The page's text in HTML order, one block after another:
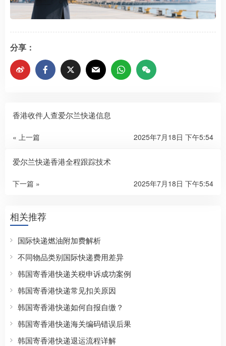
分享：
香港收件人查爱尔兰快递信息​
« 上一篇 2025年7月18日 下午5:54
爱尔兰快递香港全程跟踪技术​
下一篇 » 2025年7月18日 下午5:54
相关推荐
国际快递燃油附加费解析
不同物品类别国际快递费用差异
韩国寄香港快递关税申诉成功案例
韩国寄香港快递常见扣关原因
韩国寄香港快递如何自报自缴？
韩国寄香港快递海关编码错误后果
韩国寄香港快递退运流程详解